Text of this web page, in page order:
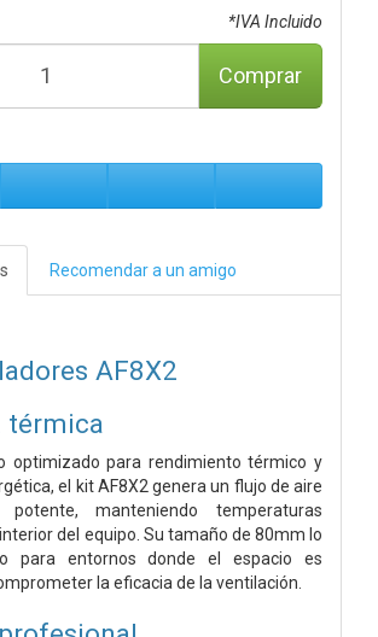
*IVA Incluido
Comprar
Recomendar a un amigo
AF8X2
térmica
optimizado para rendimiento térmico y
el kit AF8X2 genera un flujo de aire
manteniendo temperaturas
del equipo. Su tamaño de 80mm lo
para entornos donde el espacio es
la eficacia de la ventilación.